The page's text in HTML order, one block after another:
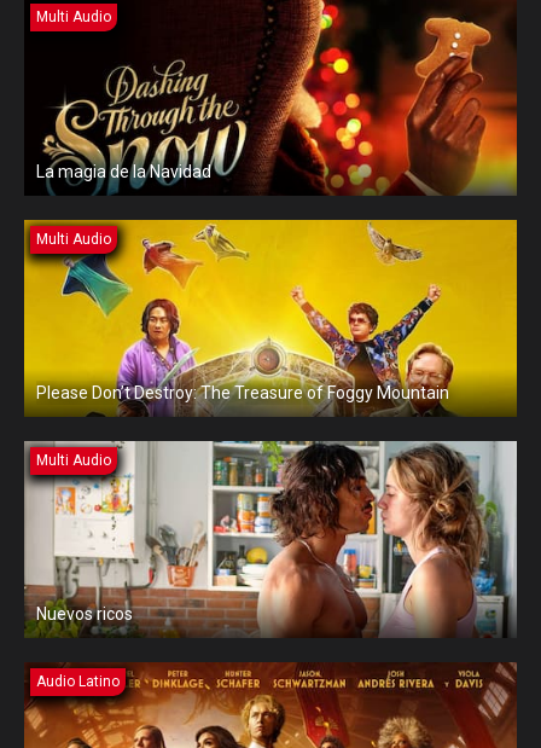
Multi Audio
La magia de la Navidad
Multi Audio
Please Don’t Destroy: The Treasure of Foggy Mountain
Multi Audio
Nuevos ricos
Audio Latino